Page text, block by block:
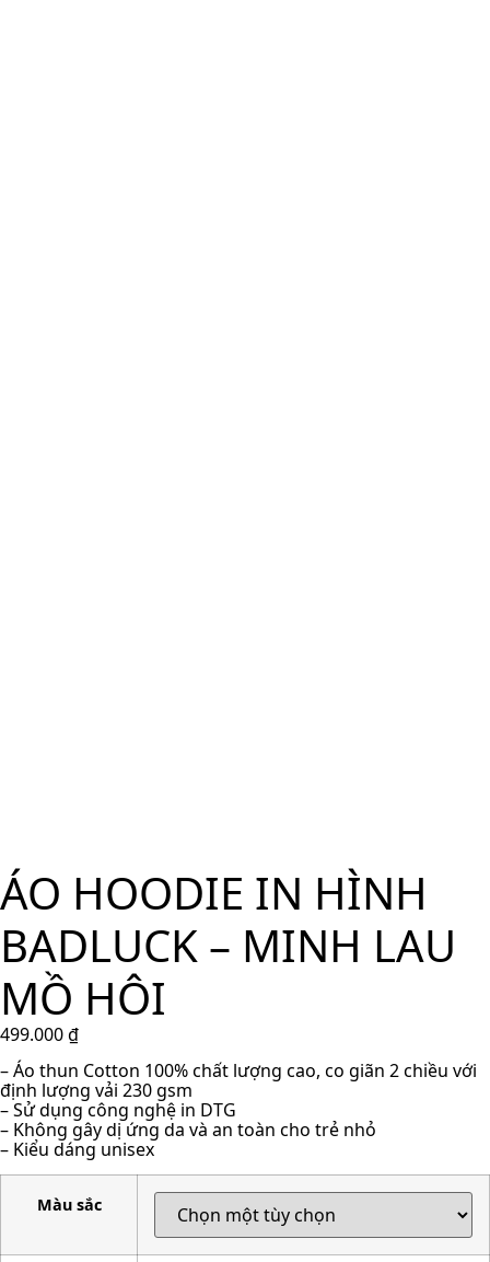
ÁO HOODIE IN HÌNH
BADLUCK – MINH LAU
MỒ HÔI
499.000₫
– Áo thun Cotton 100% chất lượng cao, co giãn 2 chiều với
định lượng vải 230 gsm
– Sử dụng công nghệ in DTG
– Không gây dị ứng da và an toàn cho trẻ nhỏ
– Kiểu dáng unisex
Màu sắc